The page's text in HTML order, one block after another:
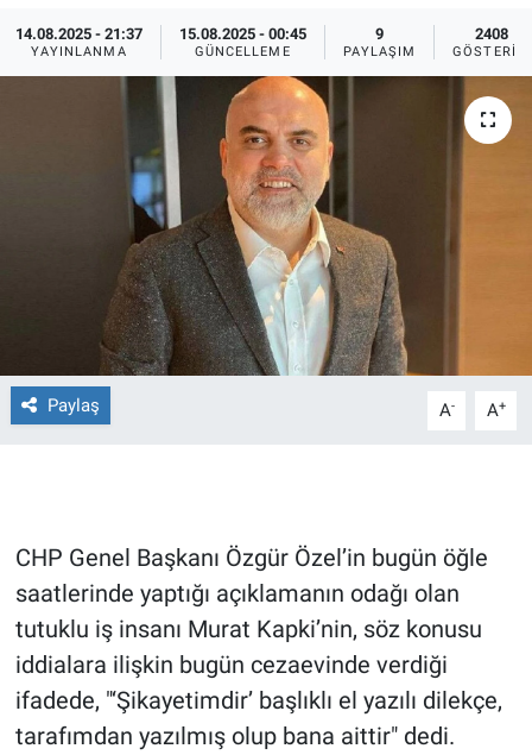
14.08.2025 - 21:37
YAYINLANMA
15.08.2025 - 00:45
GÜNCELLEME
9
PAYLAŞIM
2408
GÖSTERIM
Paylaş A- A+
CHP Genel Başkanı Özgür Özel’in bugün öğle
saatlerinde yaptığı açıklamanın odağı olan
tutuklu iş insanı Murat Kapki’nin, söz konusu
iddialara ilişkin bugün cezaevinde verdiği
ifadede, "‘Şikayetimdir’ başlıklı el yazılı dilekçe,
tarafımdan yazılmış olup bana aittir" dedi.
Eğitim
Ekonomi
Gerçeğin İzinde
Gün Başlıyor
Gün Bitiyor
Günün görüntüsü
Haber
İlan